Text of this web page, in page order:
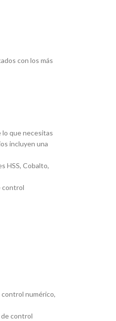
con los más
lo que necesitas
incluyen una
HSS, Cobalto,
control
numérico,
control